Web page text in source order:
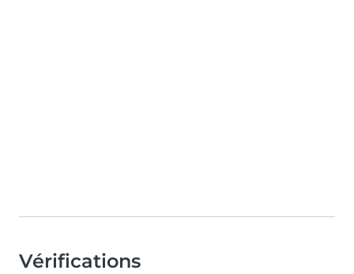
Vérifications